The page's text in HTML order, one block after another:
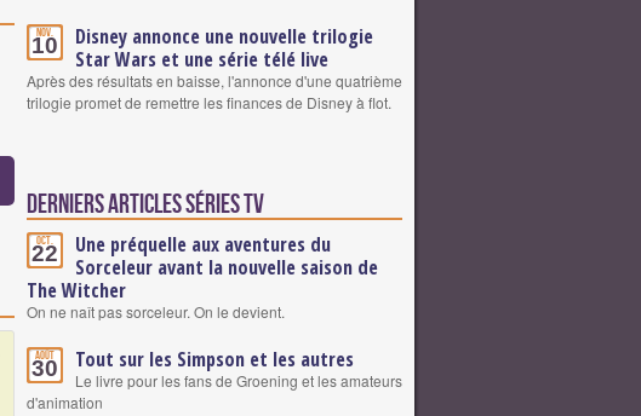
Nov.
10
Disney annonce une nouvelle trilogie
Star Wars et une série télé live
Après des résultats en baisse, l'annonce d'une quatrième
trilogie promet de remettre les finances de Disney à flot.
Derniers articles Séries TV
Oct.
22
Une préquelle aux aventures du
Sorceleur avant la nouvelle saison de
The Witcher
On ne naît pas sorceleur. On le devient.
Août
30 Tout sur les Simpson et les autres
Le livre pour les fans de Groening et les amateurs
d'animation